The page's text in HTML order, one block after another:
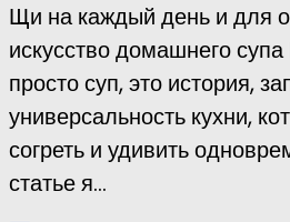
Щи на каждый день и для
искусство домашнего
просто суп, это история,
универсальность кухни,
согреть и удивить
статье я...